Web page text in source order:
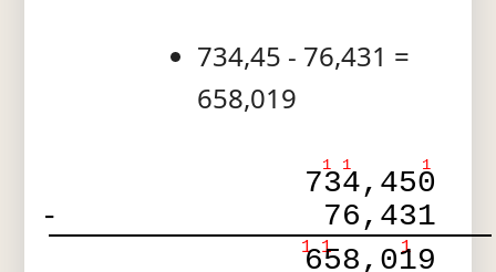
734,45 - 76,431 =
658,019
1 1 1
734,450
-
76,431
1 1 1
658,019